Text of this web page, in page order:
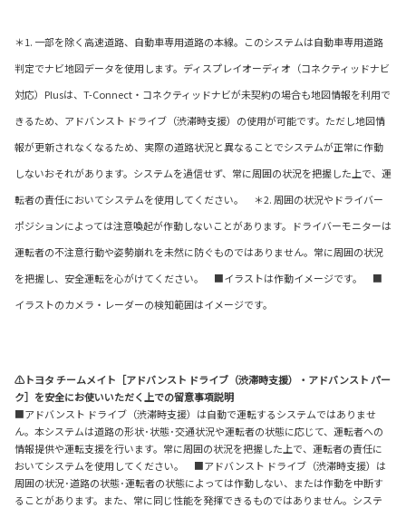
＊1. 一部を除く高速道路、自動車専用道路の本線。このシステムは自動車専用道路
判定でナビ地図データを使用します。ディスプレイオーディオ（コネクティッドナビ
対応）Plusは、T-Connect・コネクティッドナビが未契約の場合も地図情報を利用で
きるため、アドバンスト ドライブ（渋滞時支援）の使用が可能です。ただし地図情
報が更新されなくなるため、実際の道路状況と異なることでシステムが正常に作動
しないおそれがあります。システムを過信せず、常に周囲の状況を把握した上で、運
転者の責任においてシステムを使用してください。 ＊2. 周囲の状況やドライバー
ポジションによっては注意喚起が作動しないことがあります。ドライバーモニターは
運転者の不注意行動や姿勢崩れを未然に防ぐものではありません。常に周囲の状況
を把握し、安全運転を心がけてください。 ■イラストは作動イメージです。 ■
イラストのカメラ・レーダーの検知範囲はイメージです。
⚠トヨタ チームメイト［アドバンスト ドライブ（渋滞時支援）・アドバンスト パー
ク］を安全にお使いいただく上での留意事項説明
■アドバンスト ドライブ（渋滞時支援）は自動で運転するシステムではありませ
ん。本システムは道路の形状･状態･交通状況や運転者の状態に応じて、運転者への
情報提供や運転支援を行います。常に周囲の状況を把握した上で、運転者の責任に
おいてシステムを使用してください。 ■アドバンスト ドライブ（渋滞時支援）は
周囲の状況･道路の状態･運転者の状態によっては作動しない、または作動を中断す
ることがあります。また、常に同じ性能を発揮できるものではありません。システ